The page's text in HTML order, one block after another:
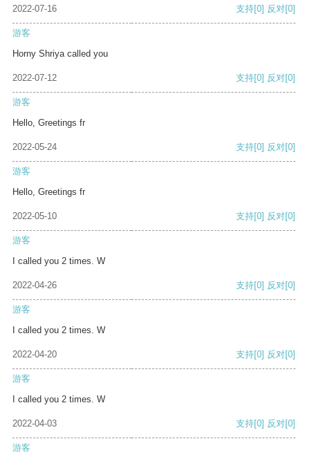
2022-07-16 支持[0] 反对[0]
游客
Horny Shriya called you
2022-07-12 支持[0] 反对[0]
游客
Hello, Greetings fr
2022-05-24 支持[0] 反对[0]
游客
Hello, Greetings fr
2022-05-10 支持[0] 反对[0]
游客
I called you 2 times. W
2022-04-26 支持[0] 反对[0]
游客
I called you 2 times. W
2022-04-20 支持[0] 反对[0]
游客
I called you 2 times. W
2022-04-03 支持[0] 反对[0]
游客